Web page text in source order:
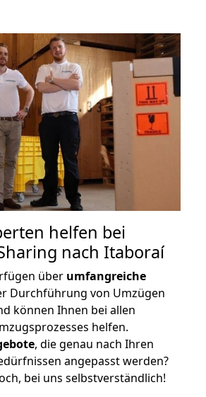
helfen bei
nach Itaboraí
über umfangreiche
Durchführung von Umzügen
können Ihnen bei allen
helfen.
, die genau nach Ihren
angepasst werden?
bei uns selbstverständlich!